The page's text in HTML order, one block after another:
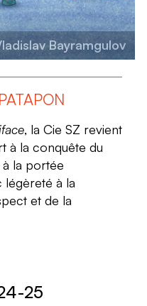
Bayramgulov
, la Cie SZ revient
à la conquête du
la portée
légèreté à la
et de la
25